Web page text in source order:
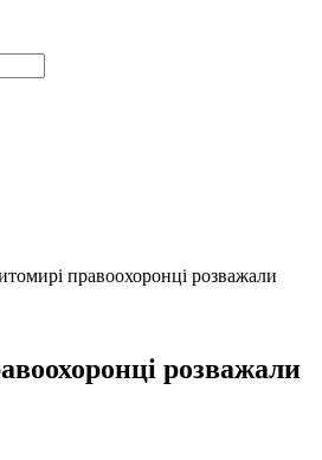
правоохоронці розважали
розважали